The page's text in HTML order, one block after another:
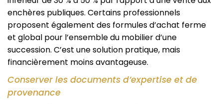
enchères publiques. Certains professionnels
proposent également des formules d’achat ferme
et global pour l’ensemble du mobilier d’une
succession. C’est une solution pratique, mais
financièrement moins avantageuse.
Conserver les documents d’expertise et de
provenance